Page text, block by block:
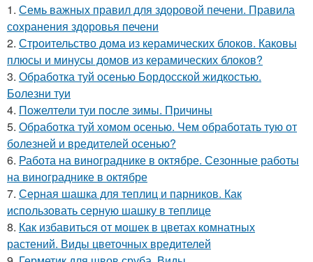
1. Семь важных правил для здоровой печени. Правила
сохранения здоровья печени
2. Строительство дома из керамических блоков. Каковы
плюсы и минусы домов из керамических блоков?
3. Обработка туй осенью Бордосской жидкостью.
Болезни туи
4. Пожелтели туи после зимы. Причины
5. Обработка туй хомом осенью. Чем обработать тую от
болезней и вредителей осенью?
6. Работа на винограднике в октябре. Сезонные работы
на винограднике в октябре
7. Серная шашка для теплиц и парников. Как
использовать серную шашку в теплице
8. Как избавиться от мошек в цветах комнатных
растений. Виды цветочных вредителей